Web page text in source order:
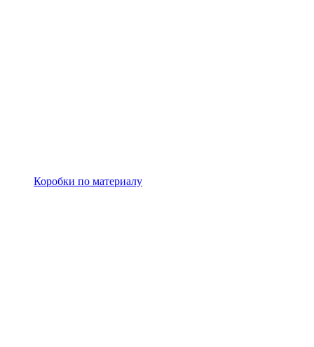
Коробки по материалу